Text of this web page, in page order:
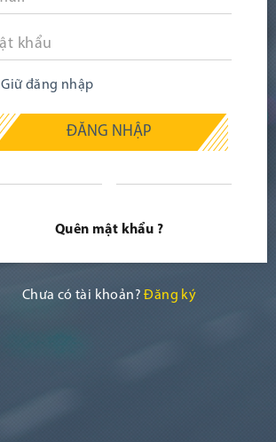
Giữ đăng nhập
ĐĂNG NHẬP
Quên mật khẩu ?
Chưa có tài khoản?Đăng ký